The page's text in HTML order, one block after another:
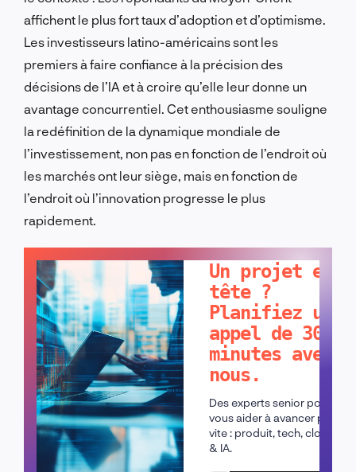
affichent le plus fort taux d’adoption et d’optimisme.
Les investisseurs latino-américains sont les
premiers à faire confiance à la précision des
décisions de l’IA et à croire qu’elle leur donne un
avantage concurrentiel. Cet enthousiasme souligne
la redéfinition de la dynamique mondiale de
l’investissement, non pas en fonction de l’endroit où
les marchés ont leur siège, mais en fonction de
l’endroit où l’innovation progresse le plus
rapidement.
Un projet en
tête ?
Planifiez un
appel de 30
minutes avec
nous.
Des experts senior pour
vous aider à avancer plus
vite : produit, tech, cloud
& IA.